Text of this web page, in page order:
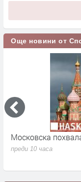
Още новини от
Московска
преди 10 часа